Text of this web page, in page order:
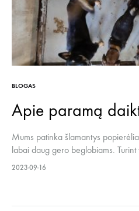
BLOGAS
Apie paramą
Mums patinka šlamantys
labai daug gero beglobiams.
maisto šunims, už kelis popierėlius
2023-09-16